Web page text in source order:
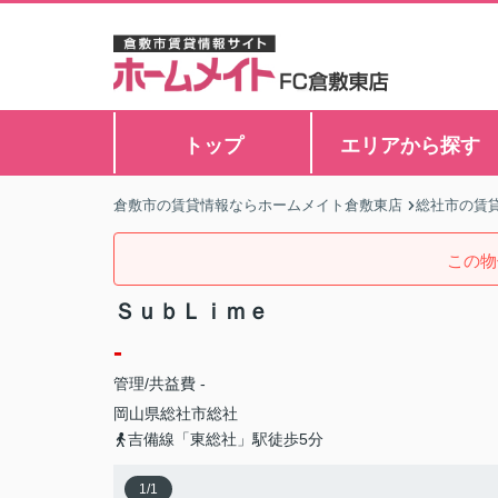
トップ エリアから探す
倉敷市の賃貸情報ならホームメイト倉敷東店 総社市の賃
この
ＳｕｂＬｉｍｅ
-
管理/共益費 -
岡山県総社市総社
吉備線「東総社」駅徒歩5分
1/1